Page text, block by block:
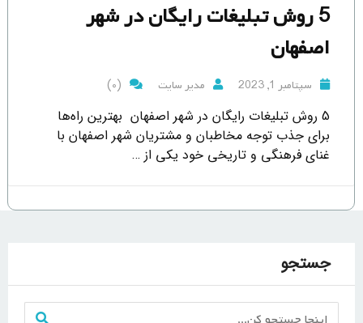
5 روش تبلیغات رایگان در شهر
اصفهان
سپتامبر 1, 2023 مدیر سایت (0)
5 روش تبلیغات رایگان در شهر اصفهان بهترین راه‌ها
برای جذب توجه مخاطبان و مشتریان شهر اصفهان با
غنای فرهنگی و تاریخی خود یکی از …
جستجو